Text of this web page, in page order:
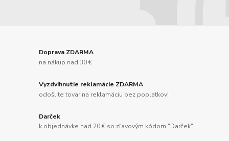
Doprava ZDARMA
na nákup nad 30 €
Vyzdvihnutie reklamácie ZDARMA
odošlite tovar na reklamáciu bez poplatkov!
Darček
k objednávke nad 20 € so zľavovým kódom "Darček".